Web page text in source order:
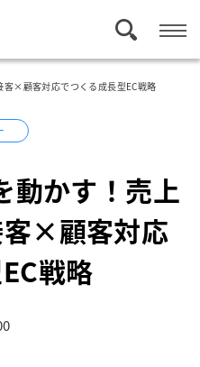
×顧客対応でつくる成長型EC戦略
動かす！売上
×顧客対応
戦略